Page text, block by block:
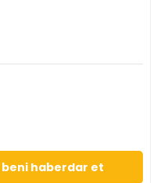
haberdar et